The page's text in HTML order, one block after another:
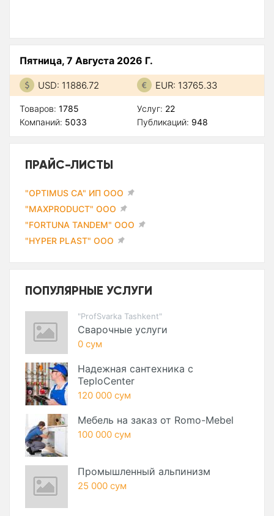
Пятница, 7 Августа 2026 Г.
USD: 11886.72 EUR: 13765.33
Товаров: 1785
Компаний: 5033
Услуг: 22
Публикаций: 948
ПРАЙС-ЛИСТЫ
"OPTIMUS CA" ИП ООО
"MAXPRODUCT" ООО
"FORTUNA TANDEM" ООО
"HYPER PLAST" ООО
ПОПУЛЯРНЫЕ УСЛУГИ
"ProfSvarka Tashkent"
Сварочные услуги
0 сум
Надежная сантехника с
TeploCenter
120 000 сум
Мебель на заказ от Romo-Mebel
100 000 сум
Промышленный альпинизм
25 000 сум